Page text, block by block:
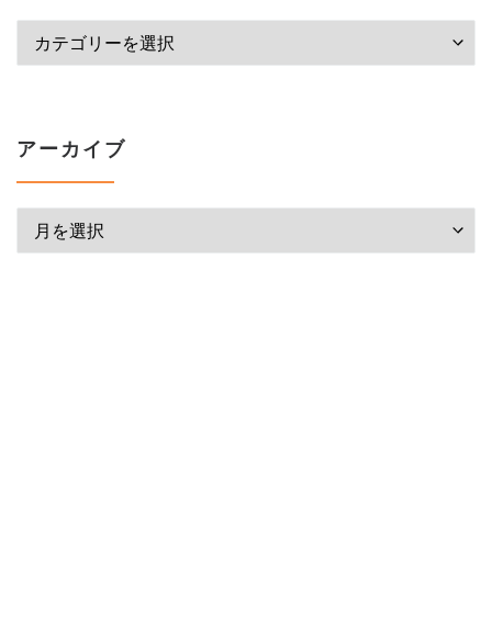
カテゴリー
アーカイブ
アーカイブ